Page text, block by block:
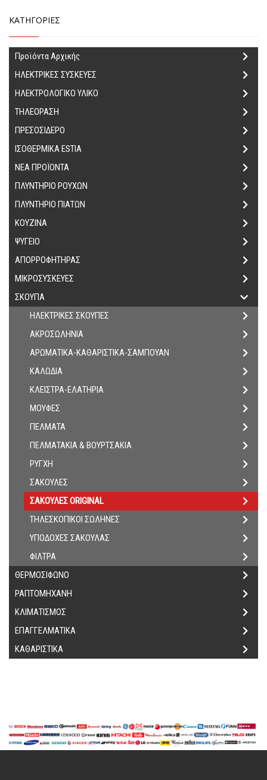
ΚΑΤΗΓΟΡΙΕΣ
Προϊόντα Αρχικής
ΗΛΕΚΤΡΙΚΕΣ ΣΥΣΚΕΥΕΣ
ΗΛΕΚΤΡΟΛΟΓΙΚΟ ΥΛΙΚΟ
ΤΗΛΕΟΡΑΣΗ
ΠΡΕΣΟΣΙΔΕΡΟ
ΙΣΟΘΕΡΜΙΚΑ ΕSTIA
ΝΕΑ ΠΡΟΪΟΝΤΑ
ΠΛΥΝΤΗΡΙΟ ΡΟΥΧΩΝ
ΠΛΥΝΤΗΡΙΟ ΠΙΑΤΩΝ
ΚΟΥΖΙΝΑ
ΨΥΓΕΙΟ
ΑΠΟΡΡΟΦΗΤΗΡΑΣ
ΜΙΚΡΟΣΥΣΚΕΥΕΣ
ΣΚΟΥΠΑ
ΗΛΕΚΤΡΙΚΕΣ ΣΚΟΥΠΕΣ
ΑΚΡΟΣΩΛΗΝΙΑ
ΑΡΩΜΑΤΙΚΑ-ΚΑΘΑΡΙΣΤΙΚΑ-ΣΑΜΠΟΥΑΝ
ΚΑΛΩΔΙΑ
ΚΛΕΙΣΤΡΑ-ΕΛΑΤΗΡΙΑ
ΜΟΥΦΕΣ
ΠΕΛΜΑΤΑ
ΠΕΛΜΑΤΑΚΙΑ & ΒΟΥΡΤΣΑΚΙΑ
ΡΥΓΧΗ
ΣΑΚΟΥΛΕΣ
ΣΑΚΟΥΛΕΣ ORIGINAL
ΤΗΛΕΣΚΟΠΙΚΟΙ ΣΩΛΗΝΕΣ
ΥΠΟΔΟΧΕΣ ΣΑΚΟΥΛΑΣ
ΦΙΛΤΡΑ
ΘΕΡΜΟΣΙΦΩΝΟ
ΡΑΠΤΟΜΗΧΑΝΗ
ΚΛΙΜΑΤΙΣΜΟΣ
ΕΠΑΓΓΕΛΜΑΤΙΚΑ
ΚΑΘΑΡΙΣΤΙΚΑ